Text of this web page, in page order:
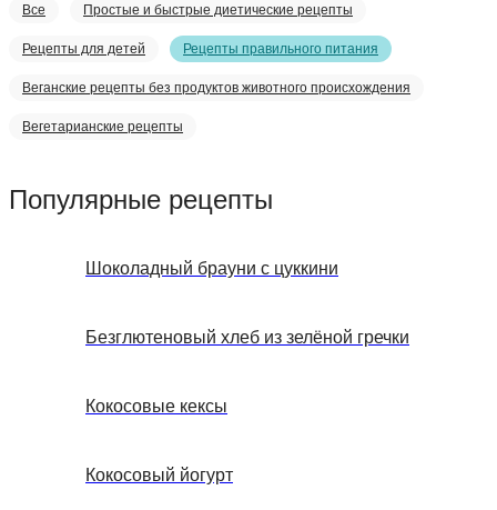
Все Простые и быстрые диетические рецепты
Рецепты для детей Рецепты правильного питания
Веганские рецепты без продуктов животного происхождения
Вегетарианские рецепты
Популярные рецепты
Шоколадный брауни с цуккини
Безглютеновый хлеб из зелёной гречки
Кокосовые кексы
Кокосовый йогурт